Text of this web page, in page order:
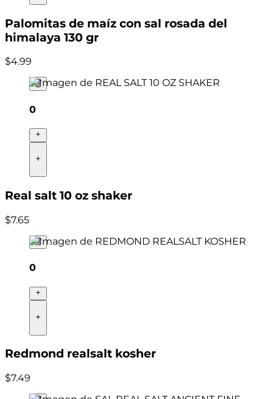
Palomitas de maíz con sal rosada del
himalaya 130 gr
$4.99
0
Real salt 10 oz shaker
$7.65
0
Redmond realsalt kosher
$7.49